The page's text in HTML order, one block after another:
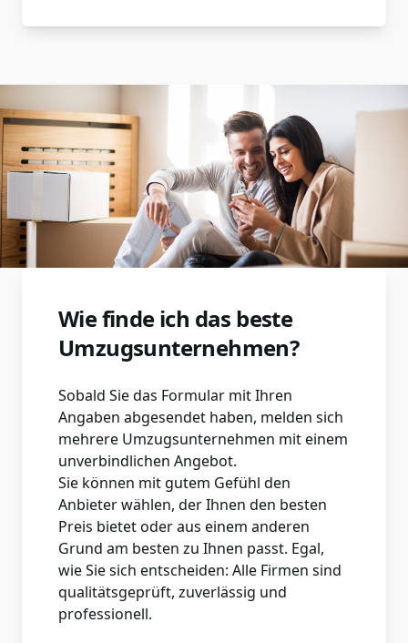
Wie finde ich das beste
Umzugsunternehmen?
Sobald Sie das Formular mit Ihren
Angaben abgesendet haben, melden sich
mehrere Umzugsunternehmen mit einem
unverbindlichen Angebot.
Sie können mit gutem Gefühl den
Anbieter wählen, der Ihnen den besten
Preis bietet oder aus einem anderen
Grund am besten zu Ihnen passt. Egal,
wie Sie sich entscheiden: Alle Firmen sind
qualitätsgeprüft, zuverlässig und
professionell.